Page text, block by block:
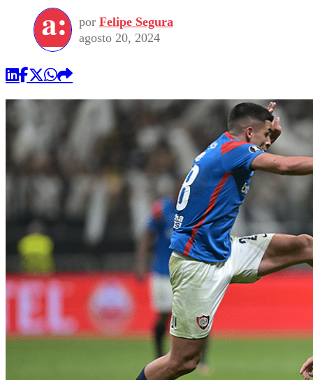
por Felipe Segura
agosto 20, 2024